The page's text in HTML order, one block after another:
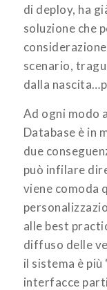
di deploy, ha
soluzione che
scenario,
dalla
Ad ogni modo
Database è in
due
può infilare
viene comoda
alle best
diffuso delle
il sistema è
interfacce